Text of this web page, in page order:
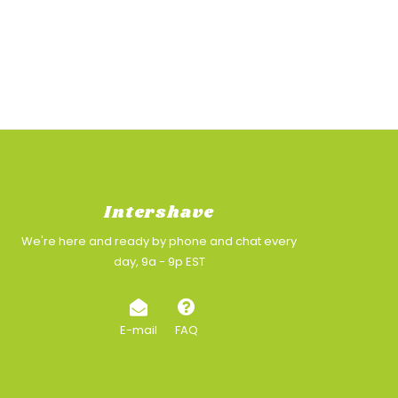
Intershave
We're here and ready by phone and chat every
day, 9a - 9p EST
E-mail FAQ